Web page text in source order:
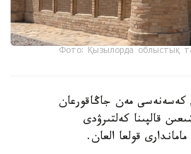
Фото: Қызылорда облыстық
كەسەنەسى مەن جاڭاقورعان
قالپىنا كەلتىرۋدى
قولعا العان.